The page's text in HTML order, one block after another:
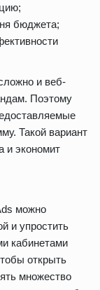
бюджета;
и веб-
Поэтому
Такой вариант
и экономит
можно
и упростить
кабинетами
открыть
множество